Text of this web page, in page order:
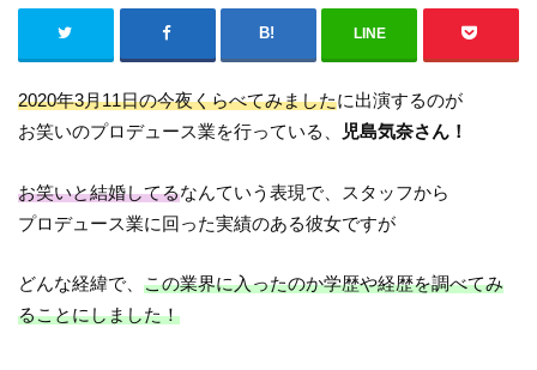
LINE
2020年3月11日の今夜くらべてみましたに出演するのが
お笑いのプロデュース業を行っている、
児島気奈さん！
お笑いと結婚してるなんていう表現で、スタッフから
プロデュース業に回った実績のある彼女ですが
どんな経緯で、この業界に入ったのか学歴や経歴を調べてみ
ることにしました！